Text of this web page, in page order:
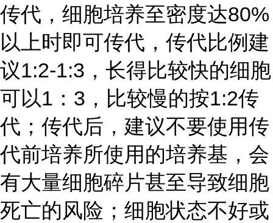
传代，细胞培养至密度达80%
以上时即可传代，传代比例建
议1:2-1:3，长得比较快的细胞
可以1：3，比较慢的按1:2传
代；传代后，建议不要使用传
代前培养所使用的培养基，会
有大量细胞碎片甚至导致细胞
死亡的风险；细胞状态不好或